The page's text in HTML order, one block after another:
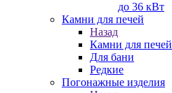
до 36 кВт
Камни для печей
Назад
Камни для печей
Для бани
Редкие
Погонажные изделия